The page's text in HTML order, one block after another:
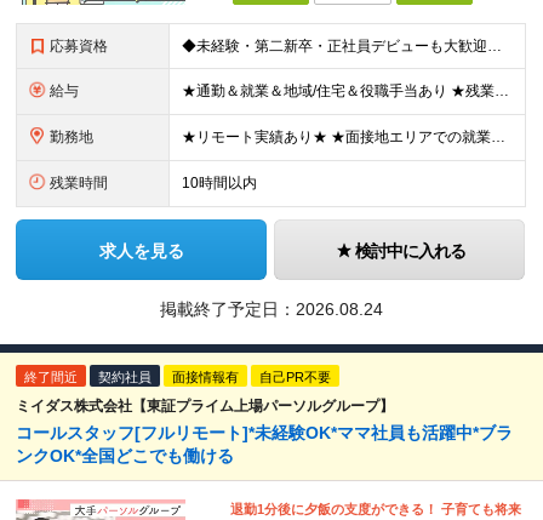
応募資格 ◆未経験・第二新卒・正社員デビューも大歓迎／経験・知識ゼロでOK！ ◆学歴不問 ★人物重視 ★入社前の経験・スキルはゼロでOK CADの基本的な知識・操作経験がある方は歓迎します。 地方在住の方も
給与 ★通勤＆就業＆地域/住宅＆役職手当あり ★残業代は全額支給 ★選べる給与制度あり！ ■東京・神奈川・千葉・埼玉勤務の場合 月給24.5万円～55万円＋諸手当 （残業代は全額支給） (20,000円の
勤務地 ★リモート実績あり★ ★面接地エリアでの就業率92％以上！ 『地元で働きたい』という希望に、業界トップクラス約7,000件の取引事業所数、90,000件以上のプロジェクトから検討をいたします。 全
残業時間 10時間以内
求人を見る 検討中に入れる
掲載終了予定日： 2026.08.24
終了間近 契約社員 面接情報有 自己PR不要
ミイダス株式会社【東証プライム上場パーソルグループ】
コールスタッフ[フルリモート]*未経験OK*ママ社員も活躍中*ブラ
ンクOK*全国どこでも働ける
退勤1分後に夕飯の支度ができる！ 子育ても将来